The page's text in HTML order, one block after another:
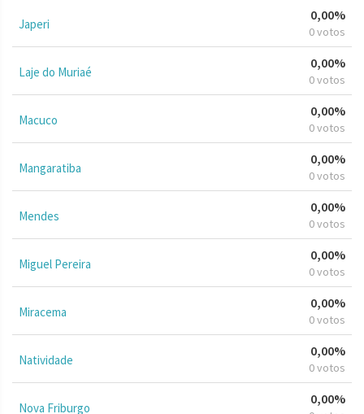
Japeri
0,00%
0 votos
Laje do Muriaé
0,00%
0 votos
Macuco
0,00%
0 votos
Mangaratiba
0,00%
0 votos
Mendes
0,00%
0 votos
Miguel Pereira
0,00%
0 votos
Miracema
0,00%
0 votos
Natividade
0,00%
0 votos
Nova Friburgo
0,00%